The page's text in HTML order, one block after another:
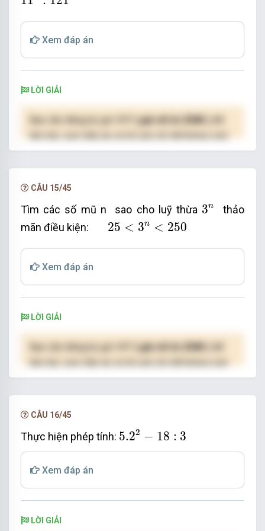
Xem đáp án
LỜI GIẢI
( giá chỉ từ 250K )
làm bài, xem đáp án và lời giải chi tiết không giới
hạn.
CÂU 15/45
Tìm các số mũ n sao cho luỹ thừa 3n
3n
thảo
mãn điều kiện:
25 < 3n < 250
25 3 n<250
Xem đáp án
LỜI GIẢI
( giá chỉ từ 250K )
làm bài, xem đáp án và lời giải chi tiết không giới
hạn.
CÂU 16/45
Thực hiện phép tính: 5.22 − 18 : 3
5.22 18 :3
Xem đáp án
LỜI GIẢI